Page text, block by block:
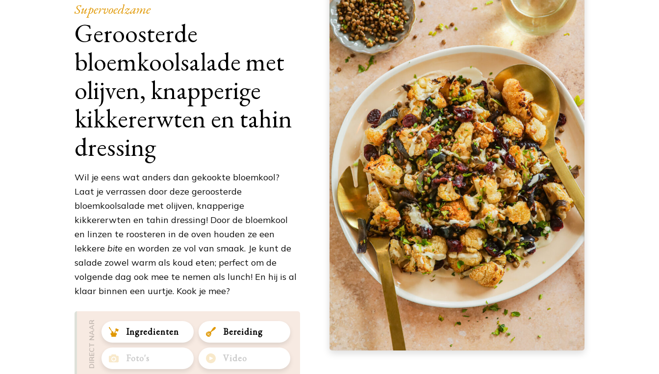
Supervoedzame
Geroosterde
bloemkoolsalade met
olijven, knapperige
kikkererwten en tahin
dressing
Wil je eens wat anders dan gekookte bloemkool?
Laat je verrassen door deze geroosterde
bloemkoolsalade met olijven, knapperige
kikkererwten en tahin dressing! Door de bloemkool
en linzen te roosteren in de oven houden ze een
lekkere bite en worden ze vol van smaak. Je kunt de
salade zowel warm als koud eten; perfect om de
volgende dag ook mee te nemen als lunch! En hij is al
klaar binnen een uurtje. Kook je mee?
DIRECT NAAR Ingredienten Bereiding
Foto's Video